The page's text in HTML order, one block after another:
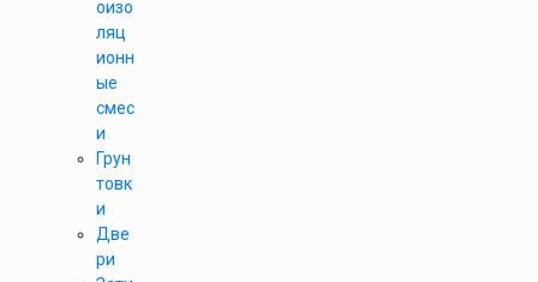
оизо
ляц
ионн
ые
смес
и
Грун
товк
и
Две
ри